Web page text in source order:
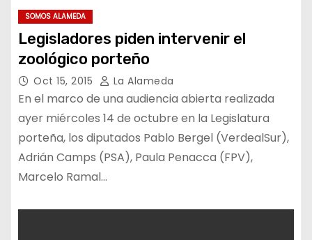
SOMOS ALAMEDA
Legisladores piden intervenir el
zoológico porteño
Oct 15, 2015 La Alameda
En el marco de una audiencia abierta realizada
ayer miércoles 14 de octubre en la Legislatura
porteña, los diputados Pablo Bergel (VerdealSur),
Adrián Camps (PSA), Paula Penacca (FPV),
Marcelo Ramal…